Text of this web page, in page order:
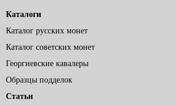
Каталоги
Каталог русских монет
Каталог советских монет
Георгиевские кавалеры
Образцы подделок
Статьи